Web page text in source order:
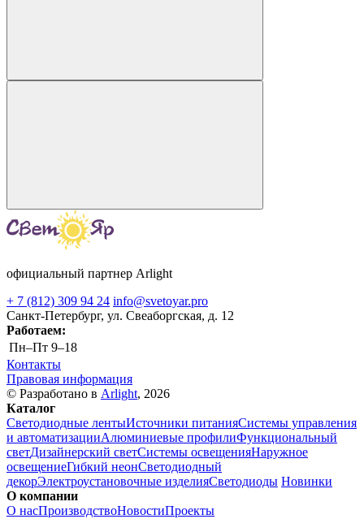
официальный партнер Arlight
+ 7 (812) 309 94 24 info@svetoyar.pro
Санкт-Петербург, ул. Свеаборгская, д. 12
Работаем:
Пн–Пт 9–18
Контакты
Правовая информация
© Разработано в Arlight, 2026
Каталог
Светодиодные лентыИсточники питанияСистемы управления
и автоматизацииАлюминиевые профилиФункциональный
светДизайнерский светСистемы освещенияНаружное
освещениеГибкий неонСветодиодный
декорЭлектроустановочные изделияСветодиоды Новинки
О компании
О насПроизводствоНовостиПроекты